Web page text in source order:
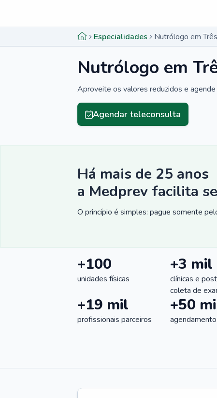
Especialidades Nutrólogo em
Nutrólogo em
Aproveite os valores reduzidos e agende
Agendar teleconsulta
Há mais de 25 anos
a Medprev facilita
O princípio é simples: pague somente
+100
unidades físicas
+3 mil
clínicas e
coleta de
+19 mil
profissionais parceiros
+50